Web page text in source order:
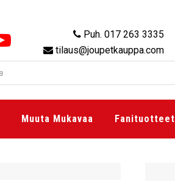
Puh. 017 263 3335
tilaus@joupetkauppa.com
Muuta Mukavaa Fanituotteet